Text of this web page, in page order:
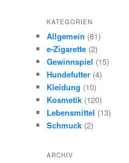
KATEGORIEN
Allgemein (81)
e-Zigarette (2)
Gewinnspiel (15)
Hundefutter (4)
Kleidung (10)
Kosmetik (120)
Lebensmittel (13)
Schmuck (2)
ARCHIV